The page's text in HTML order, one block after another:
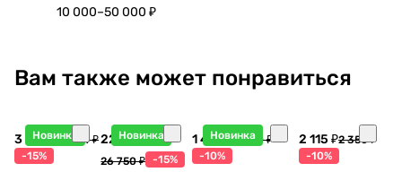
10 000–50 000 ₽
Вам также может понравиться
Новинка
3 998 ₽4 704 ₽
-15%
Новинка
22 738 ₽
26 750 ₽ -15%
Новинка
1 440 ₽1 600 ₽
-10%
2 115 ₽2 350 ₽
-10%